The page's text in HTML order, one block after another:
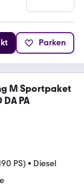
Parken
M Sportpaket
DA PA
PS) • Diesel